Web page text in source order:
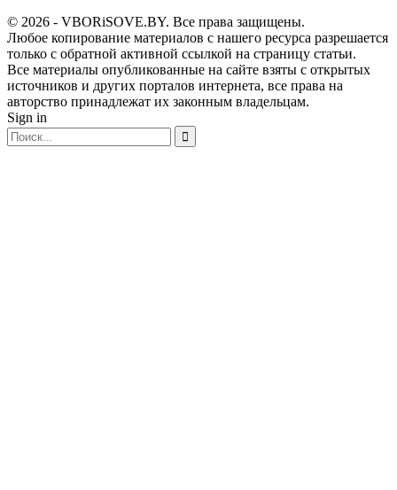
© 2026 - VBORiSOVE.BY. Все права защищены.
Любое копирование материалов с нашего ресурса разрешается
только с обратной активной ссылкой на страницу статьи.
Все материалы опубликованные на сайте взяты с открытых
источников и других порталов интернета, все права на
авторство принадлежат их законным владельцам.
Sign in